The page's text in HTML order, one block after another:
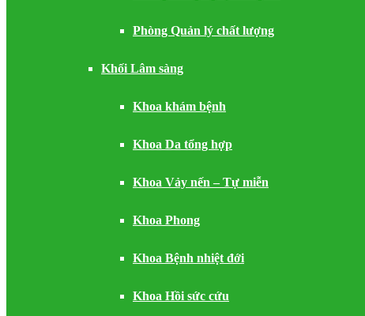
Phòng Quản lý chất lượng
Khối Lâm sàng
Khoa khám bệnh
Khoa Da tổng hợp
Khoa Vảy nến – Tự miễn
Khoa Phong
Khoa Bệnh nhiệt đới
Khoa Hồi sức cứu